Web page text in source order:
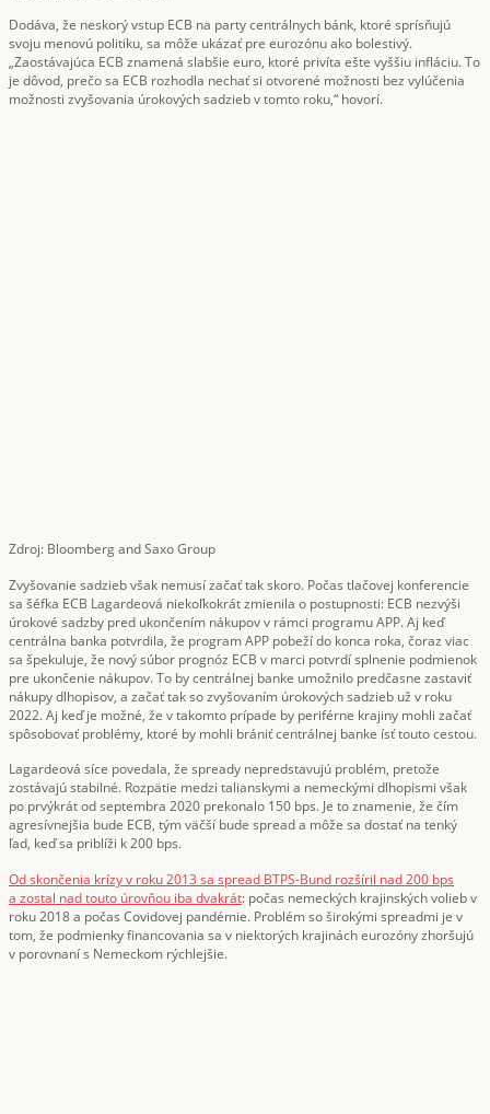
Dodáva, že neskorý vstup ECB na party centrálnych bánk, ktoré sprísňujú
svoju menovú politiku, sa môže ukázať pre eurozónu ako bolestivý.
„Zaostávajúca ECB znamená slabšie euro, ktoré privíta ešte vyššiu infláciu. To
je dôvod, prečo sa ECB rozhodla nechať si otvorené možnosti bez vylúčenia
možnosti zvyšovania úrokových sadzieb v tomto roku,“ hovorí.
Zdroj: Bloomberg and Saxo Group
Zvyšovanie sadzieb však nemusí začať tak skoro. Počas tlačovej konferencie
sa šéfka ECB Lagardeová niekoľkokrát zmienila o postupnosti: ECB nezvýši
úrokové sadzby pred ukončením nákupov v rámci programu APP. Aj keď
centrálna banka potvrdila, že program APP pobeží do konca roka, čoraz viac
sa špekuluje, že nový súbor prognóz ECB v marci potvrdí splnenie podmienok
pre ukončenie nákupov. To by centrálnej banke umožnilo predčasne zastaviť
nákupy dlhopisov, a začať tak so zvyšovaním úrokových sadzieb už v roku
2022. Aj keď je možné, že v takomto prípade by periférne krajiny mohli začať
spôsobovať problémy, ktoré by mohli brániť centrálnej banke ísť touto cestou.
Lagardeová síce povedala, že spready nepredstavujú problém, pretože
zostávajú stabilné. Rozpätie medzi talianskymi a nemeckými dlhopismi však
po prvýkrát od septembra 2020 prekonalo 150 bps. Je to znamenie, že čím
agresívnejšia bude ECB, tým väčší bude spread a môže sa dostať na tenký
ľad, keď sa priblíži k 200 bps.
Od skončenia krízy v roku 2013 sa spread BTPS-Bund rozšíril nad 200 bps
a zostal nad touto úrovňou iba dvakrát: počas nemeckých krajinských volieb v
roku 2018 a počas Covidovej pandémie. Problém so širokými spreadmi je v
tom, že podmienky financovania sa v niektorých krajinách eurozóny zhoršujú
v porovnaní s Nemeckom rýchlejšie.